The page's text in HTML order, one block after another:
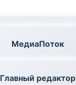
МедиаПоток
Главный редактор